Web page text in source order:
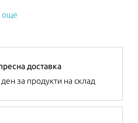
още
доставка
за продукти на склад